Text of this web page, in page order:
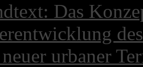
Das
urbaner